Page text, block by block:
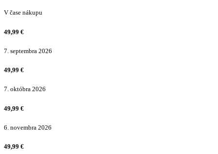
V čase nákupu
49,99 €
7. septembra 2026
49,99 €
7. októbra 2026
49,99 €
6. novembra 2026
49,99 €